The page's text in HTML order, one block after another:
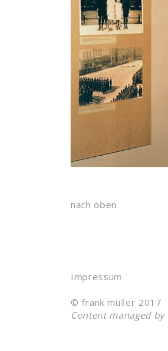
nach oben
Impressum
© frank müller 2017
Content managed by